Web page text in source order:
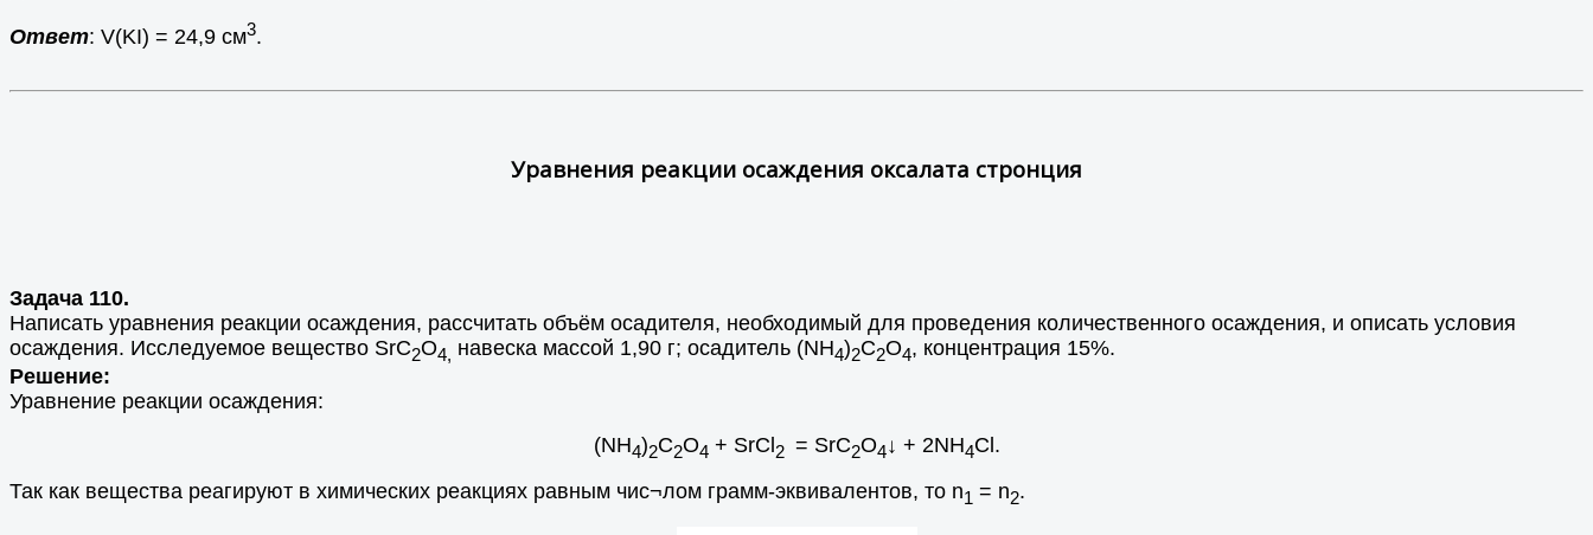
Ответ: V(KI) = 24,9 см3.
Уравнения реакции осаждения оксалата стронция
Задача 110.
Написать уравнения реакции осаждения, рассчитать объём осадителя, необходимый для проведения количественного осаждения, и описать условия
осаждения. Исследуемое вещество SrC2O4, навеска массой 1,90 г; осадитель (NH4)2C2O4, концентрация 15%.
Решение:
Уравнение реакции осаждения:
(NH4)2C2O4 + SrCl2 = SrC2O4↓ + 2NH4Cl.
Так как вещества реагируют в химических реакциях равным чис¬лом грамм-эквивалентов, то n1 = n2.